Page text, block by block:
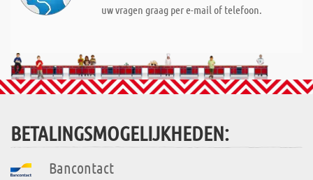
uw vragen graag per e-mail of telefoon.
BETALINGSMOGELIJKHEDEN:
Bancontact